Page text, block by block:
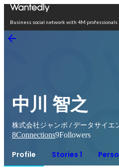
Business social network with 4M professionals
中川 智之
株式会社ジャンボ / データサイエ
8Connections9Followers
Profile Stories 1